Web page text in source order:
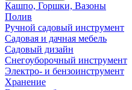
Кашпо, Горшки, Вазоны
Полив
Ручной садовый инструмент
Садовая и дачная мебель
Садовый дизайн
Снегоуборочный инструмент
Электро- и бензоинструмент
Хранение